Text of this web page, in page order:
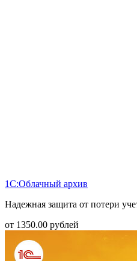
1С:Облачный архив
Надежная защита от потери
от 1350.00 рублей